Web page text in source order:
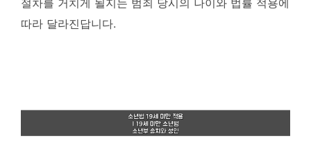
따라 달라진답니다.